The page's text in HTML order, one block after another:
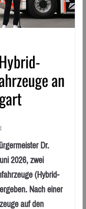
an
Dr.
2026, zwei
(Hybrid-
Nach einer
auf den